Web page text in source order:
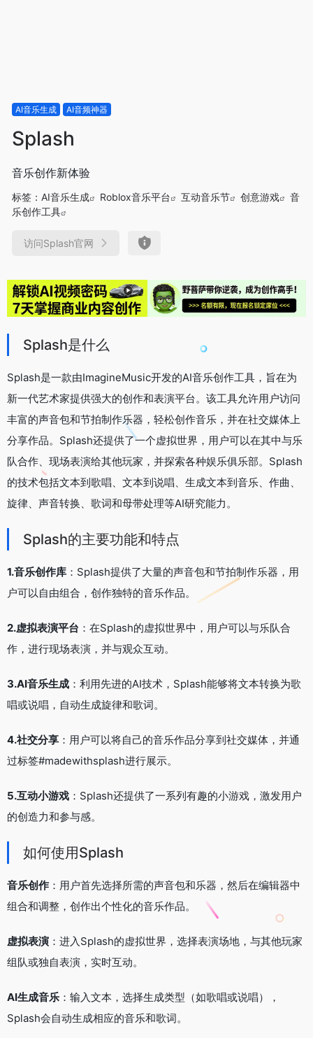
AI音乐生成 AI音频神器
Splash
音乐创作新体验
标签： AI音乐生成 Roblox音乐平台 互动音乐节 创意游戏
音
乐创作工具
访问Splash官网
Splash是什么
Splash是一款由ImagineMusic开发的AI音乐创作工具，旨在为
新一代艺术家提供强大的创作和表演平台。该工具允许用户访问
丰富的声音包和节拍制作乐器，轻松创作音乐，并在社交媒体上
分享作品。Splash还提供了一个虚拟世界，用户可以在其中与乐
队合作、现场表演给其他玩家，并探索各种娱乐俱乐部。Splash
的技术包括文本到歌唱、文本到说唱、生成文本到音乐、作曲、
旋律、声音转换、歌词和母带处理等AI研究能力。
Splash的主要功能和特点
1.音乐创作库 ：Splash提供了大量的声音包和节拍制作乐器，用
户可以自由组合，创作独特的音乐作品。
2.虚拟表演平台 ：在Splash的虚拟世界中，用户可以与乐队合
作，进行现场表演，并与观众互动。
3.AI音乐生成 ：利用先进的AI技术，Splash能够将文本转换为歌
唱或说唱，自动生成旋律和歌词。
4.社交分享 ：用户可以将自己的音乐作品分享到社交媒体，并通
过标签#madewithsplash进行展示。
5.互动小游戏 ：Splash还提供了一系列有趣的小游戏，激发用户
的创造力和参与感。
如何使用Splash
音乐创作 ：用户首先选择所需的声音包和乐器，然后在编辑器中
组合和调整，创作出个性化的音乐作品。
虚拟表演 ：进入Splash的虚拟世界，选择表演场地，与其他玩家
组队或独自表演，实时互动。
AI生成音乐 ：输入文本，选择生成类型（如歌唱或说唱），
Splash会自动生成相应的音乐和歌词。